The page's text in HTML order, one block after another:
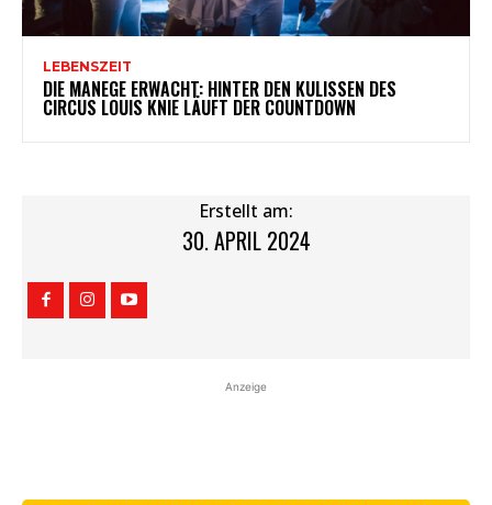
LEBENSZEIT
DIE MANEGE ERWACHT: HINTER DEN KULISSEN DES
CIRCUS LOUIS KNIE LÄUFT DER COUNTDOWN
Erstellt am:
30. APRIL 2024
Anzeige